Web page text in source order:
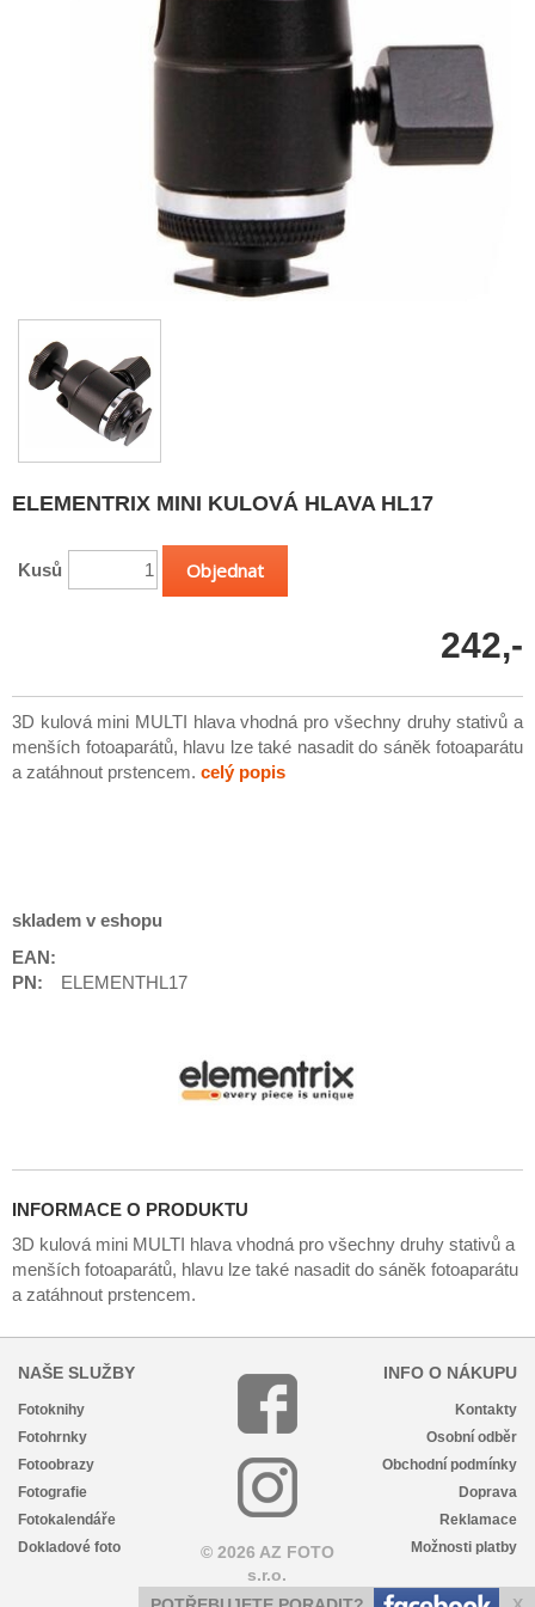
ELEMENTRIX MINI KULOVÁ HLAVA HL17
Kusů
242,-
3D kulová mini MULTI hlava vhodná pro všechny druhy stativů a
menších fotoaparátů, hlavu lze také nasadit do sáněk fotoaparátu
a zatáhnout prstencem. celý popis
skladem v eshopu
EAN:
PN:
ELEMENTHL17
INFORMACE O PRODUKTU
3D kulová mini MULTI hlava vhodná pro všechny druhy stativů a
menších fotoaparátů, hlavu lze také nasadit do sáněk fotoaparátu
a zatáhnout prstencem.
NAŠE SLUŽBY
Fotoknihy
Fotohrnky
Fotoobrazy
Fotografie
Fotokalendáře
Dokladové foto
© 2026 AZ FOTO
s.r.o.
INFO O NÁKUPU
Kontakty
Osobní odběr
Obchodní podmínky
Doprava
Reklamace
Možnosti platby